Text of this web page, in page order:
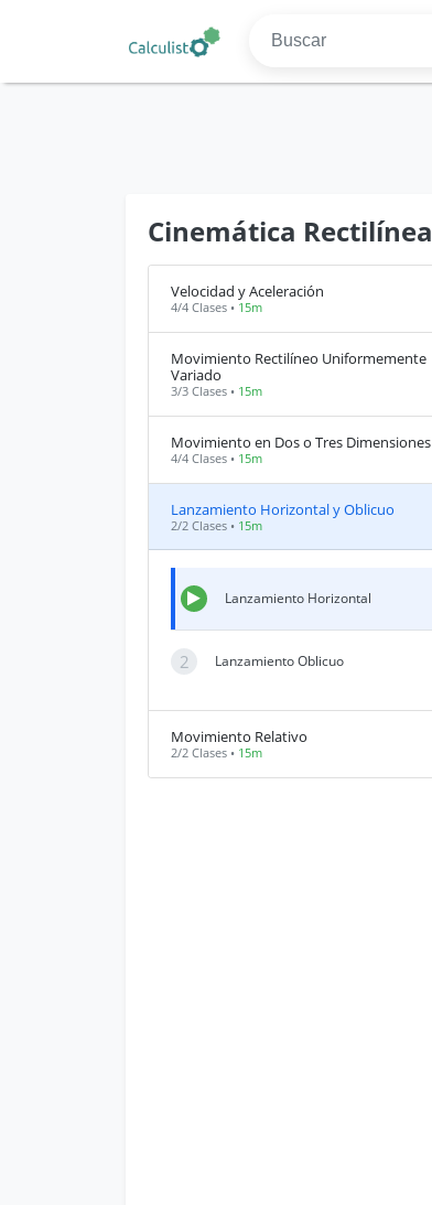
Cinemática Rectilínea
Velocidad y Aceleración
4/4 Clases • 15m
Movimiento Rectilíneo Uniformemente
Variado
3/3 Clases • 15m
Movimiento en Dos o Tres Dimensiones
4/4 Clases • 15m
Lanzamiento Horizontal y Oblicuo
2/2 Clases • 15m
Lanzamiento Horizontal
2 Lanzamiento Oblicuo
Movimiento Relativo
2/2 Clases • 15m